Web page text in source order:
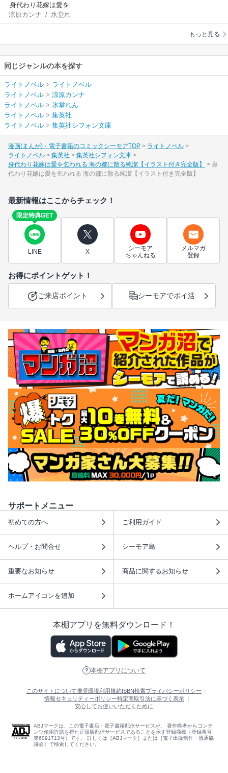
身代わり花嫁は愛を
乞われる 海の都に散
る純潔【イラスト付
涼原カンナ / 氷堂れ
ん
もっと見る
同じジャンルの本を探す
ライトノベル > ライトノベル
ライトノベル > 涼原カンナ
ライトノベル > 氷堂れん
ライトノベル > 集英社
ライトノベル > 集英社シフォン文庫
漫画(まんが)・電子書籍のコミックシーモアTOP
ライトノベル
ライトノベル
集英社
集英社シフォン文庫
身代わり花嫁は愛を乞われる 海の都に散る純潔【イラスト付き完全版】
身
代わり花嫁は愛を乞われる 海の都に散る純潔【イラスト付き完全版】
最新情報はここからチェック！
限定特典GET
LINE X
シーモア
ちゃんねる
メルマガ
登録
お得にポイントゲット！
ご来店ポイント シーモアでポイ活
サポートメニュー
初めての方へ ご利用ガイド
ヘルプ・お問合せ シーモア島
重要なお知らせ 商品に関するお知らせ
ホームアイコンを追加
本棚アプリを無料ダウンロード！
本棚アプリについて
このサイトについて推奨環境利用規約ISBN検索プライバシーポリシー
情報セキュリティーポリシー特定商取引法に基づく表示
安心してお使いいただくために
ABJマークは、この電子書店・電子書籍配信サービスが、 著作権者からコンテ
ンツ使用許諾を得た正規版配信サービスであることを示す登録商標（登録番号
第6091713号）です。 詳しくは［ABJマーク］または［電子出版制作・流通協
議会］で検索してください。